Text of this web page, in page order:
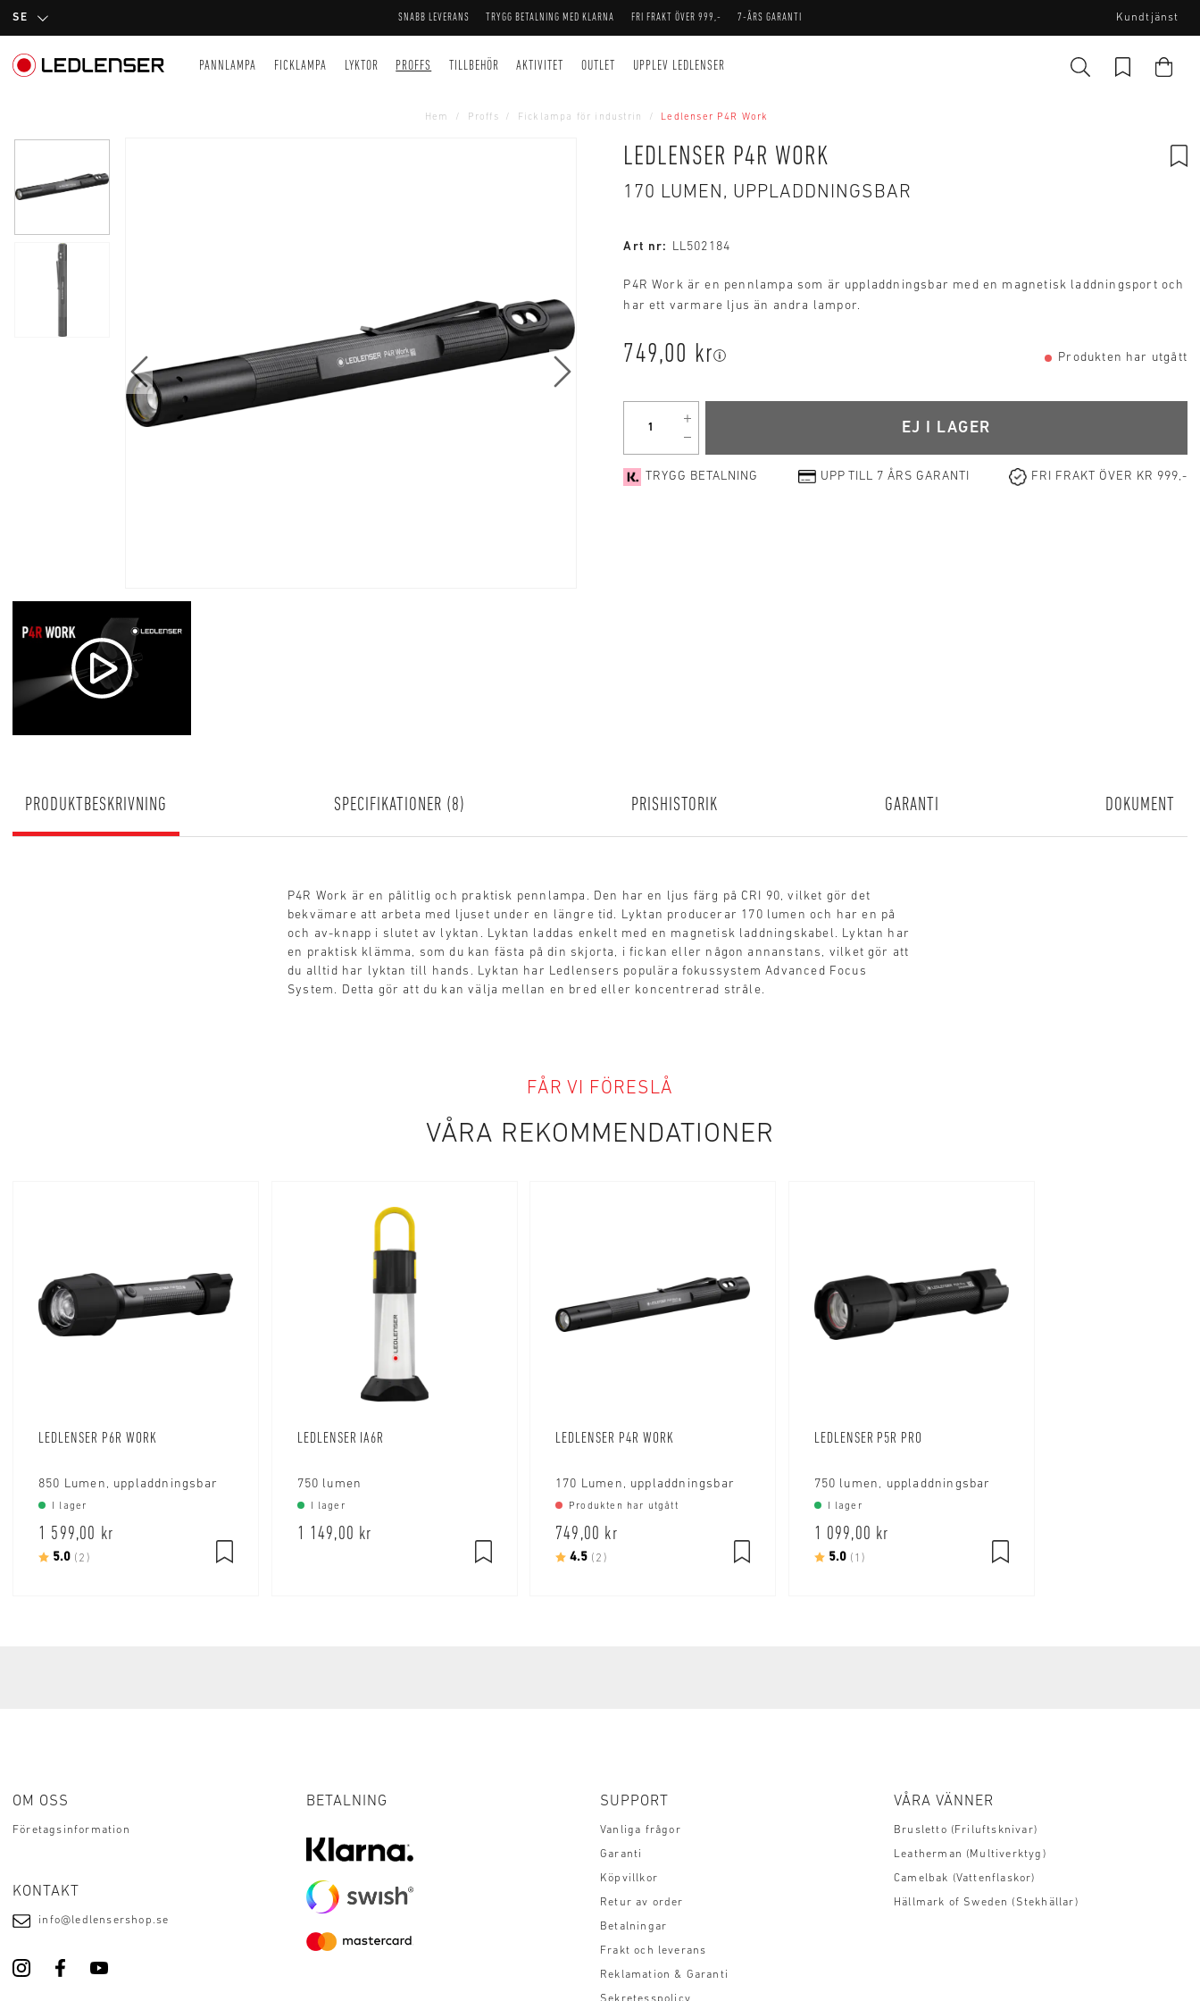
SE SNABB LEVERANS TRYGG BETALNING MED KLARNA FRI FRAKT ÖVER 999,- 7-ÅRS GARANTI Kundtjänst
PANNLAMPA FICKLAMPA LYKTOR PROFFS TILLBEHÖR AKTIVITET OUTLET UPPLEV LEDLENSER
Hem Proffs Ficklampa för industrin Ledlenser P4R Work
LEDLENSER P4R WORK
170 LUMEN, UPPLADDNINGSBAR
Art nr: LL502184
P4R Work är en pennlampa som är uppladdningsbar med en magnetisk laddningsport och
har ett varmare ljus än andra lampor.
749,00 kr Produkten har utgått
EJ I LAGER
TRYGG BETALNING UPP TILL 7 ÅRS GARANTI FRI FRAKT ÖVER KR 999,-
PRODUKTBESKRIVNING SPECIFIKATIONER 8 PRISHISTORIK GARANTI DOKUMENT
P4R Work är en pålitlig och praktisk pennlampa. Den har en ljus färg på CRI 90, vilket gör det
bekvämare att arbeta med ljuset under en längre tid. Lyktan producerar 170 lumen och har en på
och av-knapp i slutet av lyktan. Lyktan laddas enkelt med en magnetisk laddningskabel. Lyktan har
en praktisk klämma, som du kan fästa på din skjorta, i fickan eller någon annanstans, vilket gör att
du alltid har lyktan till hands. Lyktan har Ledlensers populära fokussystem Advanced Focus
System. Detta gör att du kan välja mellan en bred eller koncentrerad stråle.
FÅR VI FÖRESLÅ
VÅRA REKOMMENDATIONER
LEDLENSER P6R WORK
850 Lumen, uppladdningsbar
I lager
1 599,00 kr
Betyg:
5.0 (2)
LEDLENSER IA6R
750 lumen
I lager
1 149,00 kr
LEDLENSER P4R WORK
170 Lumen, uppladdningsbar
Produkten har utgått
749,00 kr
Betyg:
4.5 (2)
LEDLENSER P5R PRO
750 lumen, uppladdningsbar
I lager
1 099,00 kr
Betyg:
5.0(1)
OM OSS
Företagsinformation
KONTAKT
info@ledlensershop.se
BETALNING SUPPORT
Vanliga frågor
Garanti
Köpvillkor
Retur av order
Betalningar
Frakt och leverans
Reklamation & Garanti
VÅRA VÄNNER
Brusletto (Friluftsknivar)
Leatherman (Multiverktyg)
Camelbak (Vattenflaskor)
Hällmark of Sweden (Stekhällar)